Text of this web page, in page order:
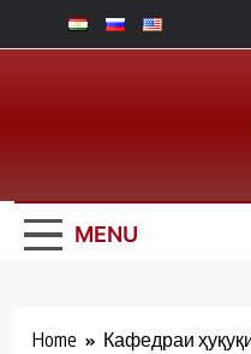
to
MENU
Home Кафедраи